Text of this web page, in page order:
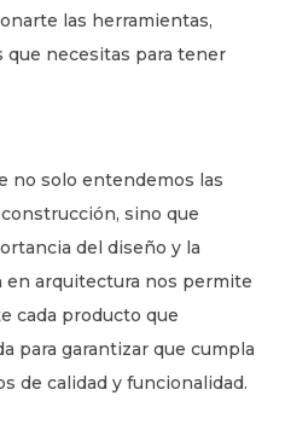
las herramientas,
necesitas para tener
no solo entendemos las
sino que
del diseño y la
en arquitectura nos permite
cada producto que
para garantizar que cumpla
de calidad y funcionalidad.